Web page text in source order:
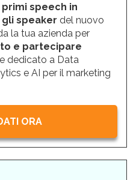
speech in
speaker del nuovo
la tua azienda per
e partecipare
dedicato a Data
e AI per il marketing
ORA